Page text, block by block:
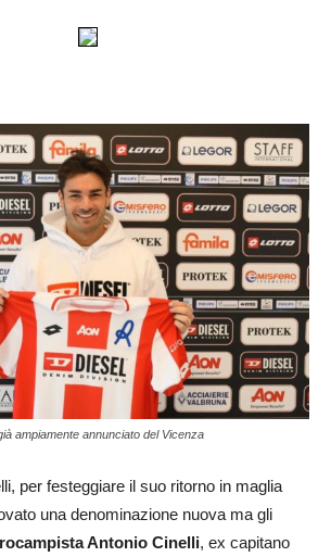
ampiamente annunciato del Vicenza
per festeggiare il suo ritorno in maglia
una denominazione nuova ma gli
Antonio Cinelli, ex capitano